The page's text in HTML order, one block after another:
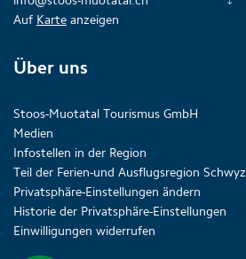
Auf Karte anzeigen
Über uns
Stoos-Muotatal Tourismus GmbH
Medien
Infostellen in der Region
Teil der Ferien-und Ausflugsregion Schwyz
Privatsphäre-Einstellungen ändern
Historie der Privatsphäre-Einstellungen
Einwilligungen widerrufen